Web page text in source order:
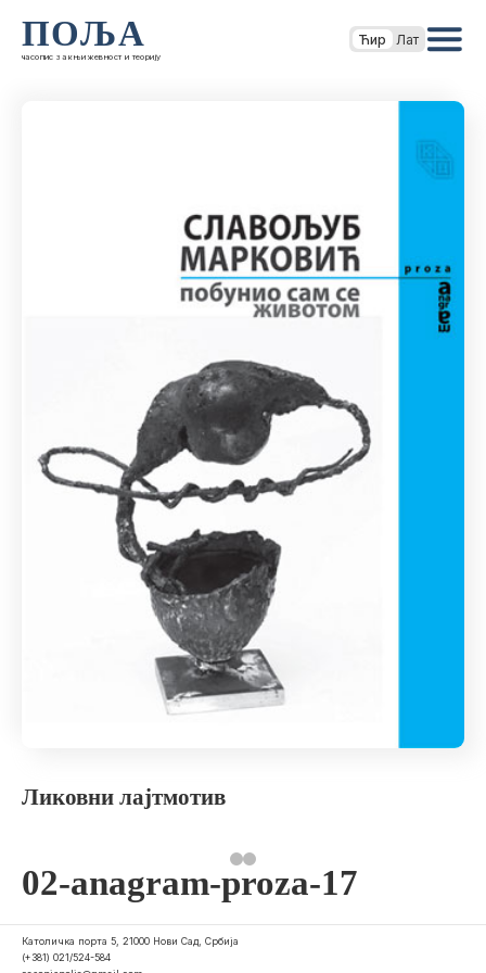
ПОЉА
часопис за књижевност и теорију
Ћир Лат
Ликовни лајтмотив
02-anagram-proza-17
Католичка порта 5, 21000 Нови Сад, Србија
(+381) 021/524-584